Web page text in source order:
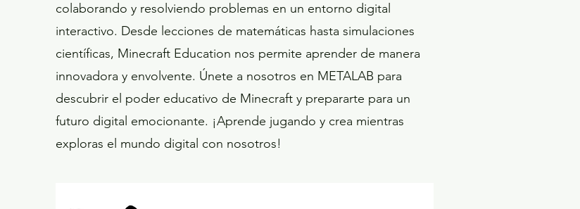
colaborando y resolviendo problemas en un entorno digital
interactivo. Desde lecciones de matemáticas hasta simulaciones
científicas, Minecraft Education nos permite aprender de manera
innovadora y envolvente. Únete a nosotros en METALAB para
descubrir el poder educativo de Minecraft y prepararte para un
futuro digital emocionante. ¡Aprende jugando y crea mientras
exploras el mundo digital con nosotros!